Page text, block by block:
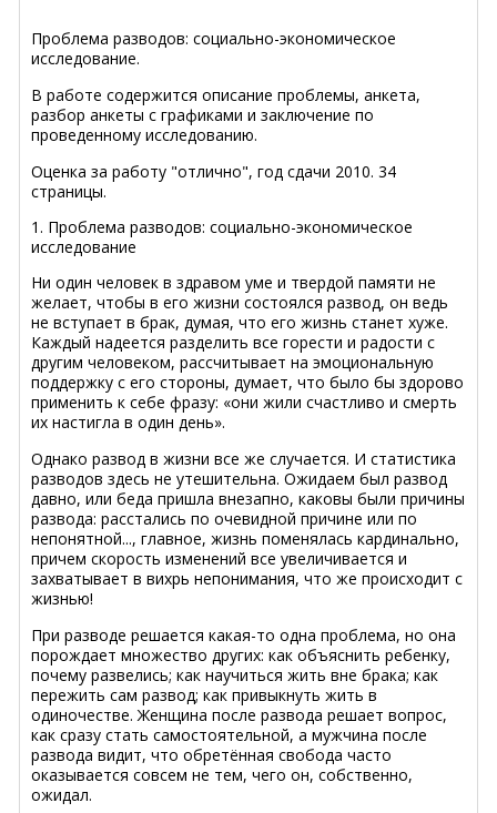
Проблема разводов: социально-экономическое
исследование.
В работе содержится описание проблемы, анкета,
разбор анкеты с графиками и заключение по
проведенному исследованию.
Оценка за работу "отлично", год сдачи 2010. 34
страницы.
1. Проблема разводов: социально-экономическое
исследование
Ни один человек в здравом уме и твердой памяти не
желает, чтобы в его жизни состоялся развод, он ведь
не вступает в брак, думая, что его жизнь станет хуже.
Каждый надеется разделить все горести и радости с
другим человеком, рассчитывает на эмоциональную
поддержку с его стороны, думает, что было бы здорово
применить к себе фразу: «они жили счастливо и смерть
их настигла в один день».
Однако развод в жизни все же случается. И статистика
разводов здесь не утешительна. Ожидаем был развод
давно, или беда пришла внезапно, каковы были причины
развода: расстались по очевидной причине или по
непонятной..., главное, жизнь поменялась кардинально,
причем скорость изменений все увеличивается и
захватывает в вихрь непонимания, что же происходит с
жизнью!
При разводе решается какая-то одна проблема, но она
порождает множество других: как объяснить ребенку,
почему развелись; как научиться жить вне брака; как
пережить сам развод; как привыкнуть жить в
одиночестве. Женщина после развода решает вопрос,
как сразу стать самостоятельной, а мужчина после
развода видит, что обретённая свобода часто
оказывается совсем не тем, чего он, собственно,
ожидал.